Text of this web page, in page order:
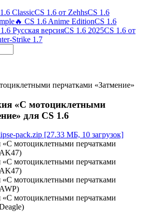
ClassicCS 1.6 от ZehhsCS 1.6
🔥 CS 1.6 Anime EditionCS 1.6
Русская версияCS 1.6 2025CS 1.6 от
Strike 1.7
перчатками «Затмение»
«С мотоциклетными
для CS 1.6
pack.zip [27.33 МБ, 10 загрузок]